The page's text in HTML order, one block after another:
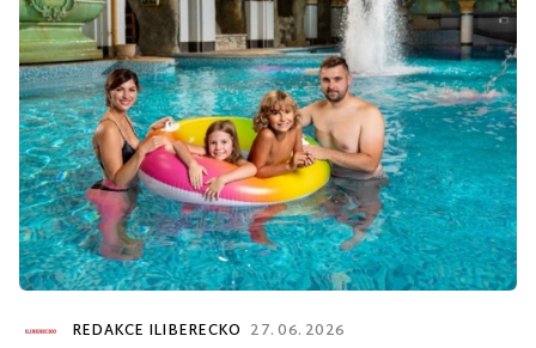
REDAKCE ILIBERECKO 27. 06. 2026